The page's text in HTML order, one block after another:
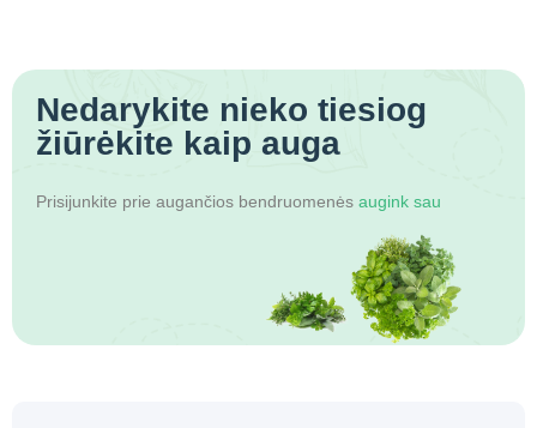
Nedarykite nieko tiesiog
žiūrėkite kaip auga
Prisijunkite prie augančios bendruomenės augink sau